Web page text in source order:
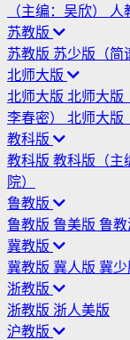
（主编：吴欣）
人
苏教版
苏教版 苏少版（简
北师大版
北师大版 北师大版
李春密） 北师大版
教科版
教科版 教科版（主
院）
鲁教版
鲁教版 鲁美版 鲁教
冀教版
冀教版 冀人版 冀少
浙教版
浙教版 浙人美版
沪教版